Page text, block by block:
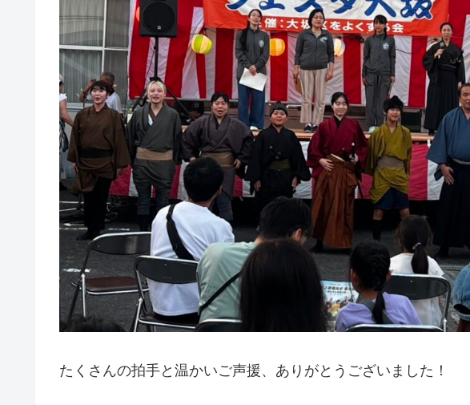
たくさんの拍手と温かいご声援、ありがとうございました！